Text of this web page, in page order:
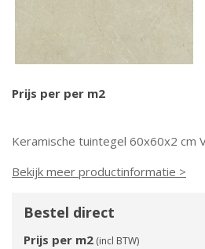
Prijs per per m2
Keramische tuintegel 60x60x2 cm
Bekijk meer productinformatie >
Bestel direct
Prijs per m2 (incl BTW)